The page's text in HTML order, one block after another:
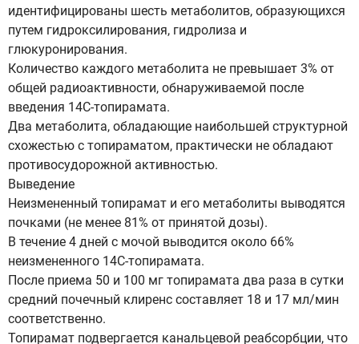
идентифицированы шесть метаболитов, образующихся
путем гидроксилирования, гидролиза и
глюкуронирования.
Количество каждого метаболита не превышает 3% от
общей радиоактивности, обнаруживаемой после
введения 14С-топирамата.
Два метаболита, обладающие наибольшей структурной
схожестью с топираматом, практически не обладают
противосудорожной активностью.
Выведение
Неизмененный топирамат и его метаболиты выводятся
почками (не менее 81% от принятой дозы).
В течение 4 дней с мочой выводится около 66%
неизмененного 14С-топирамата.
После приема 50 и 100 мг топирамата два раза в сутки
средний почечный клиренс составляет 18 и 17 мл/мин
соответственно.
Топирамат подвергается канальцевой реабсорбции, что